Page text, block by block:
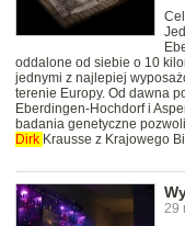
oddalone od siebie o 10
jednymi z najlepiej
terenie Europy. Od dawna
Eberdingen-Hochdorf i
badania genetyczne
Dirk Krausse z Krajowego
29